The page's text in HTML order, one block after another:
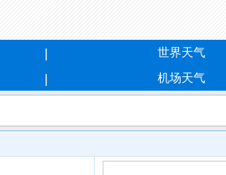
世界天气
机场天气